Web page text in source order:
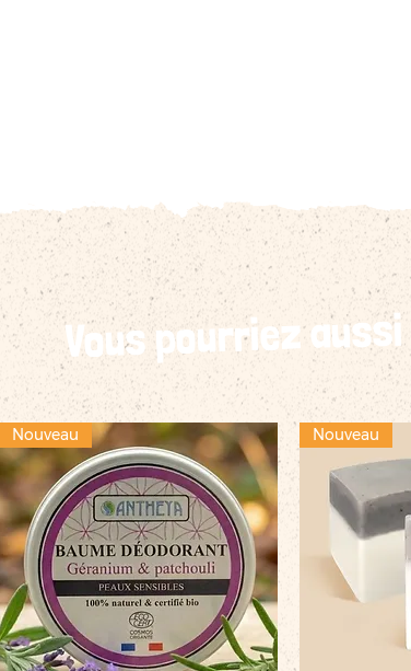
Vous pourriez
Nouveau Nouveau